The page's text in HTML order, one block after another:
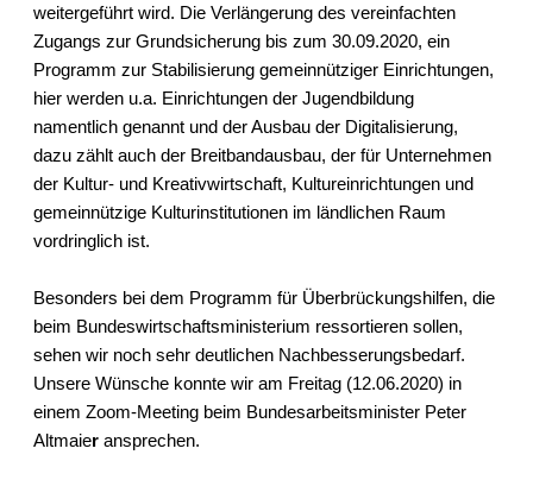
weitergeführt wird. Die Verlängerung des vereinfachten
Zugangs zur Grundsicherung bis zum 30.09.2020, ein
Programm zur Stabilisierung gemeinnütziger Einrichtungen,
hier werden u.a. Einrichtungen der Jugendbildung
namentlich genannt und der Ausbau der Digitalisierung,
dazu zählt auch der Breitbandausbau, der für Unternehmen
der Kultur- und Kreativwirtschaft, Kultureinrichtungen und
gemeinnützige Kulturinstitutionen im ländlichen Raum
vordringlich ist.
Besonders bei dem Programm für Überbrückungshilfen, die
beim Bundeswirtschaftsministerium ressortieren sollen,
sehen wir noch sehr deutlichen Nachbesserungsbedarf.
Unsere Wünsche konnte wir am Freitag (12.06.2020) in
einem Zoom-Meeting beim Bundesarbeitsminister Peter
Altmaier ansprechen.